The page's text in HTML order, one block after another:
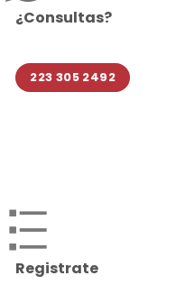
¿Consultas?
223 305 2492
Registrate